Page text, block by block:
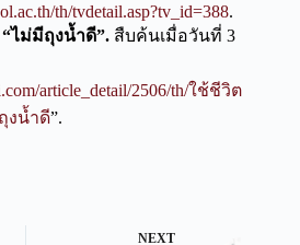
th/tvdetail.asp?tv_id=388.
ไม่มีถุงน้ำดี”. สืบค้นเมื่อวันที่ 3
article_detail/2506/th/ใช้ชีวิต
งน้ำดี”.
NEXT